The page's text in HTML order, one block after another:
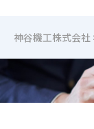
神谷機工株式会社